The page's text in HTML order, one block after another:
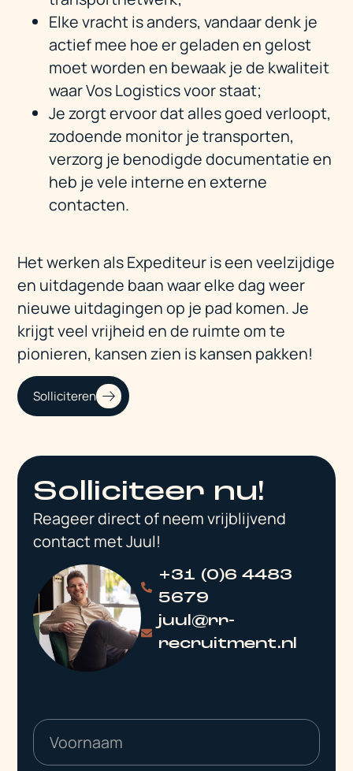
Elke vracht is anders, vandaar denk je
actief mee hoe er geladen en gelost
moet worden en bewaak je de kwaliteit
waar Vos Logistics voor staat;
Je zorgt ervoor dat alles goed verloopt,
zodoende monitor je transporten,
verzorg je benodigde documentatie en
heb je vele interne en externe
contacten.
Het werken als Expediteur is een veelzijdige
en uitdagende baan waar elke dag weer
nieuwe uitdagingen op je pad komen. Je
krijgt veel vrijheid en de ruimte om te
pionieren, kansen zien is kansen pakken!
Solliciteren
Solliciteer nu!
Reageer direct of neem vrijblijvend
contact met Juul!
+31 (0)6 4483
5679
juul@rr-
recruitment.nl